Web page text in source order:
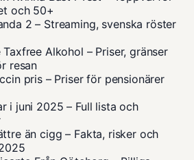
och 50+
2 – Streaming, svenska röster
Taxfree Alkohol – Priser, gränser
resan
pris – Priser för pensionärer
i juni 2025 – Full lista och
än cigg – Fakta, risker och